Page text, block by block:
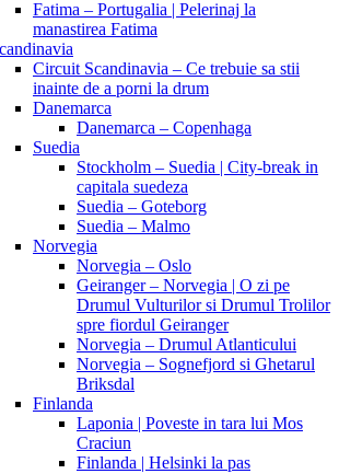
Fatima – Portugalia | Pelerinaj la
manastirea Fatima
Circuit Scandinavia – Ce trebuie sa stii
inainte de a porni la drum
Danemarca
Danemarca – Copenhaga
Suedia
Stockholm – Suedia | City-break in
capitala suedeza
Suedia – Goteborg
Suedia – Malmo
Norvegia
Norvegia – Oslo
Geiranger – Norvegia | O zi pe
Drumul Vulturilor si Drumul Trolilor
spre fiordul Geiranger
Norvegia – Drumul Atlanticului
Norvegia – Sognefjord si Ghetarul
Briksdal
Finlanda
Laponia | Poveste in tara lui Mos
Craciun
Finlanda | Helsinki la pas